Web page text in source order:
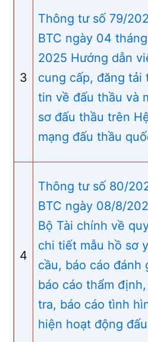
3
Thông tư số 79/
BTC ngày 04
2025 Hướng dẫn
cung cấp, đăng tải
tin về đấu thầu và
sơ đấu thầu trên
mạng đấu thầu
4
Thông tư số 80/
BTC ngày 08/8/
Bộ Tài chính về
chi tiết mẫu hồ sơ
cầu, báo cáo đánh
báo cáo thẩm
tra, báo cáo tình
hiện hoạt động